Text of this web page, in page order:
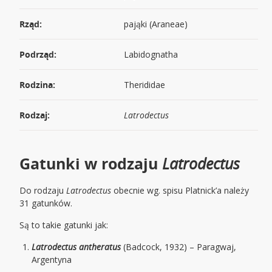
Rząd: pająki (Araneae)
Podrząd: Labidognatha
Rodzina: Therididae
Rodzaj: Latrodectus
Gatunki w rodzaju Latrodectus
Do rodzajuLatrodectus obecnie wg. spisu Platnick’a należy
31 gatunków.
Są to takie gatunki jak:
Latrodectus antheratus(Badcock, 1932) – Paragwaj,
Argentyna